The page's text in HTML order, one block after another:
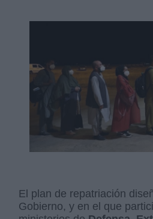
El plan de repatriación
Gobierno, y en el que